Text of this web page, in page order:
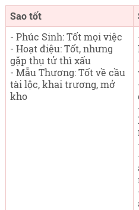
Sao tốt
- Phúc Sinh: Tốt mọi việc
- Hoạt điệu: Tốt, nhưng
gặp thụ tử thì xấu
- Mẫu Thương: Tốt về cầu
tài lộc, khai trương, mở
kho